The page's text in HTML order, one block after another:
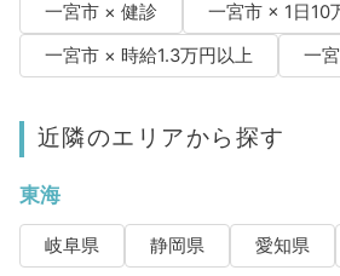
一宮市 × 健診
一宮市 × 1日10
一宮市 × 時給1.3万円以上
一
近隣のエリアから探す
東海
岐阜県 静岡県 愛知県